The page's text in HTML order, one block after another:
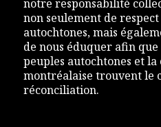
notre responsabilité
non seulement de
autochtones, mais
de nous éduquer afin
peuples autochtones et
montréalaise trouvent le
réconciliation.